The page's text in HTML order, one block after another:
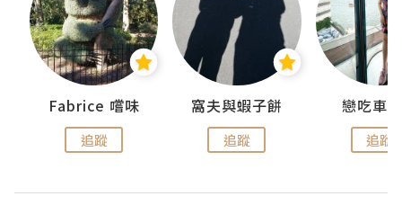
Fabrice 嚐味
追蹤
窩夫與蝦子餅
追蹤
戀吃車
追蹤